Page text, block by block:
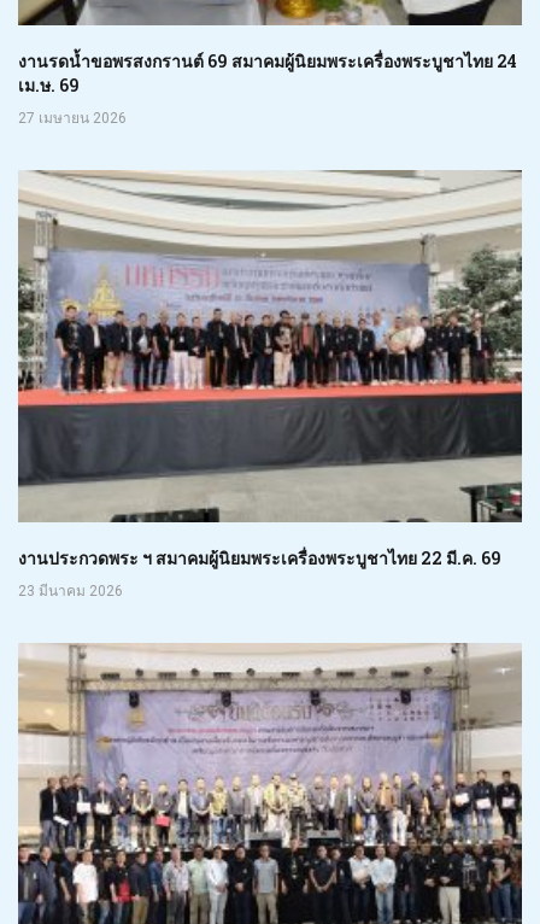
งานรดน้ำขอพรสงกรานต์ 69 สมาคมผู้นิยมพระเครื่องพระบูชาไทย 24
เม.ษ. 69
27 เมษายน 2026
งานประกวดพระ ฯ สมาคมผู้นิยมพระเครื่องพระบูชาไทย 22 มี.ค. 69
23 มีนาคม 2026